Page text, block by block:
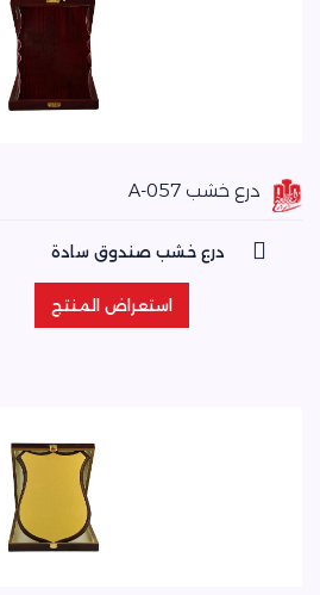
درع خشب A-057
درع خشب صندوق سادة
استعراض المنتج
استعراض المنتج